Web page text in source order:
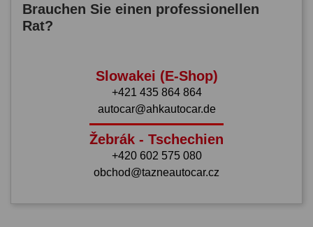
Brauchen Sie einen professionellen
Rat?
Slowakei (E-Shop)
+421 435 864 864
autocar@ahkautocar.de
Žebrák - Tschechien
+420 602 575 080
obchod@tazneautocar.cz